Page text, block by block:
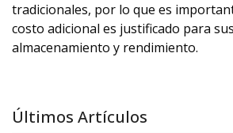
tradicionales, por lo que es
costo adicional es justificado para
almacenamiento y rendimiento.
Últimos Artículos